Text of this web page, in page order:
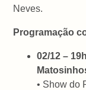
Neves.
Programação
02/12 –
• Show do